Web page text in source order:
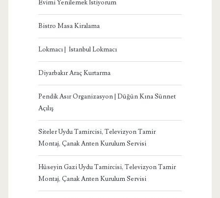
Evimi Yenilemek İstiyorum
Bistro Masa Kiralama
Lokmacı | İstanbul Lokmacı
Diyarbakır Araç Kurtarma
Pendik Asır Organizasyon | Düğün Kına Sünnet
Açılış
Siteler Uydu Tamircisi, Televizyon Tamir
Montaj, Çanak Anten Kurulum Servisi
Hüseyin Gazi Uydu Tamircisi, Televizyon Tamir
Montaj, Çanak Anten Kurulum Servisi